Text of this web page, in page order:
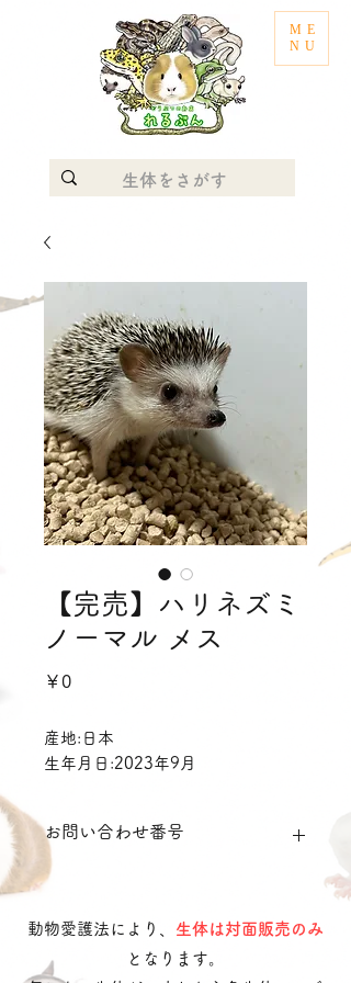
ME
NU
【完売】ハリネズミ
ノーマル メス
￥0価
産地:日本
生年月日:2023年9月
お問い合わせ番号
hri100
動物愛護法により、 生体は対面販売のみ
となります。